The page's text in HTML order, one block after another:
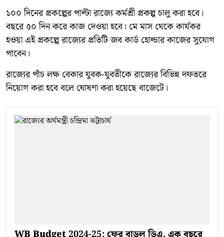
১০০ দিনের প্রকল্পের পাল্টা রাজ্যে কর্মশ্রী প্রকল্প চালু করা হবে।
বছরে ৫০ দিন করে কাজ দেওয়া হবে। মে মাস থেকে কার্যকর
হওয়া এই প্রকল্পে রাজ্যের প্রতিটি জব কার্ড হোল্ডার কাজের সুযোগ
পাবেন।
রাজ্যের পাঁচ লক্ষ বেকার যুবক-যুবতীকে রাজ্যের বিভিন্ন দফতরে
নিয়োগ করা হবে বলে ঘোষণা করা হয়েছে বাজেটে।